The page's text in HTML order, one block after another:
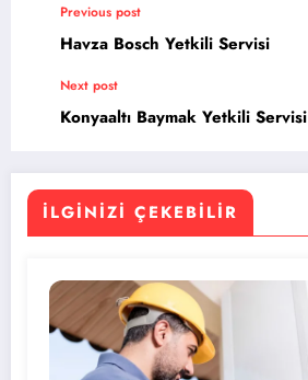
Previous post
Havza Bosch Yetkili Servisi
Next post
Konyaaltı Baymak Yetkili Servisi
İLGINIZI ÇEKEBILIR